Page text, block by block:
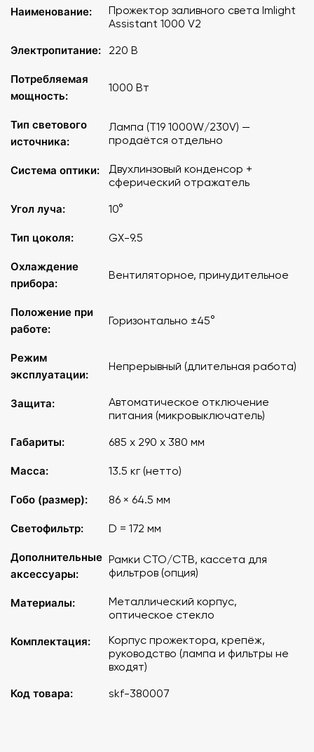
Режим работы: продолжительный.
(микровыключатель).
Габаритные размеры (Д х Ш х В): 685 х 290 х 380 мм.
Масса Нетто: 13.5 кг.
светофильтра: CTO, CTB; кассета светофильтров.
Размеры светофильтра: D=172 мм.
Наименование:
Прожектор заливного света Imlight
Assistant 1000 V2
Электропитание:
220 В
Потребляемая
мощность:
1000 Вт
Тип светового
источника:
Лампа (T19 1000W/230V) —
продаётся отдельно
Система оптики:
Двухлинзовый конденсор +
сферический отражатель
Угол луча:
10°
Тип цоколя: GX-9.5
Охлаждение
прибора:
Вентиляторное, принудительное
Положение при
работе:
Горизонтально ±45°
Режим
эксплуатации:
Непрерывный (длительная работа)
Защита:
Автоматическое отключение
питания (микровыключатель)
Габариты:
685 х 290 х 380 мм
Масса: 13.5 кг (нетто)
Гобо (размер): 86 × 64.5 мм
Светофильтр: D = 172 мм
Дополнительные
аксессуары:
Рамки CTO/CTB, кассета для
фильтров (опция)
Материалы:
Металлический корпус,
оптическое стекло
Комплектация:
Корпус прожектора, крепёж,
руководство (лампа и фильтры не
входят)
Код товара:
skf-380007